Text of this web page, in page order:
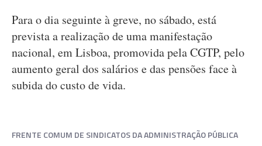
Para o dia seguinte à greve, no sábado, está
prevista a realização de uma manifestação
nacional, em Lisboa, promovida pela CGTP, pelo
aumento geral dos salários e das pensões face à
subida do custo de vida.
FRENTE COMUM DE SINDICATOS DA ADMINISTRAÇÃO PÚBLICA